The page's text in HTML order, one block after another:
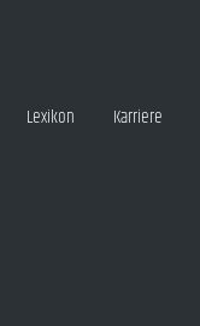
Lexikon Karriere